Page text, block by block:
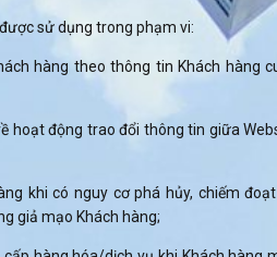
sử dụng trong phạm vi:
hàng theo thông tin Khách hàng
hoạt động trao đổi thông tin giữa
khi có nguy cơ phá hủy, chiếm
giả mạo Khách hàng;